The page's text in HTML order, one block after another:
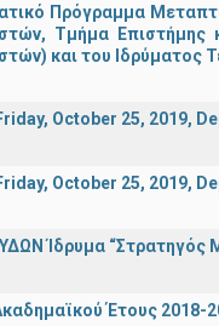
Πρόγραμμα
Τμήμα Επιστήμης
και του Ιδρύματος
October 25, 2019,
October 25, 2019,
Ίδρυμα “Στρατηγός
Έτους 2018-